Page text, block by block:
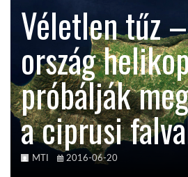
KÖZEL-KELET
AUSZTRÁLIA
A VILÁG ITTHON
Véletlen tűz
ország
próbálják
a ciprusi
MTI 2016-06-20